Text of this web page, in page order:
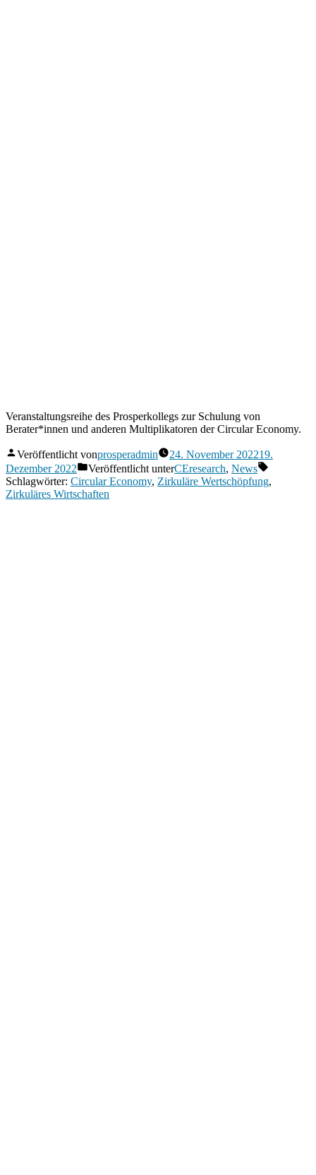
Veranstaltungsreihe des Prosperkollegs zur Schulung von
Berater*innen und anderen Multiplikatoren der Circular Economy.
Veröffentlicht vonprosperadmin 24. November 202219.
Dezember 2022
Veröffentlicht unterCEresearch, News
Schlagwörter: Circular Economy, Zirkuläre Wertschöpfung,
Zirkuläres Wirtschaften